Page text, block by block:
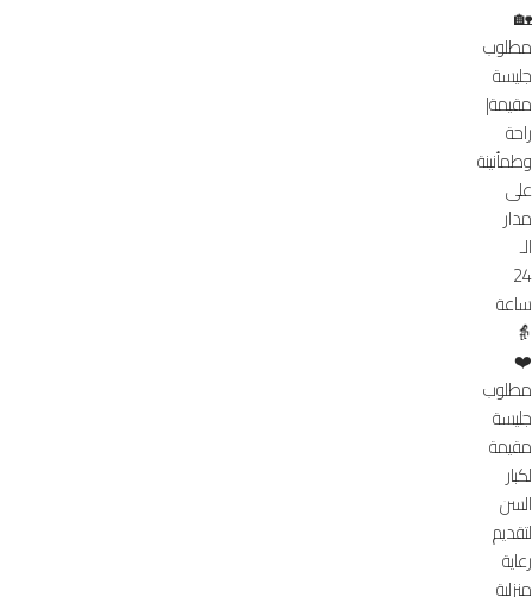
🏡
مطلوب
جليسة
مقيمة|
راحة
وطمأنينة
على
مدار
الـ
24
ساعة
👵
❤️
مطلوب
جليسة
مقيمة
لكبار
السن
لتقديم
رعاية
منزلية